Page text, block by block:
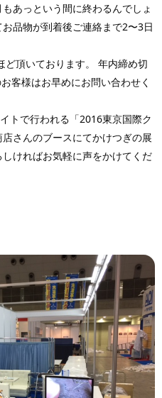
あっという間に終わるんでしょ
品物が到着後ご連絡まで2〜3日
ど頂いております。 年内締め切
客様はお早めにお問い合わせく
トで行われる「2016東京国際ク
さんのブースにてかけつぎの展
ければお気軽に声をかけてくだ